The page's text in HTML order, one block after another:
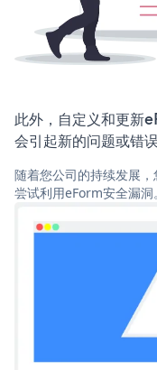
此外，自定义和更新
会引起新的问题或错误
随着您公司的持续发展
尝试利用eForm安全漏洞。